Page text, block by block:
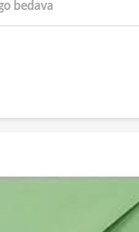
bedava